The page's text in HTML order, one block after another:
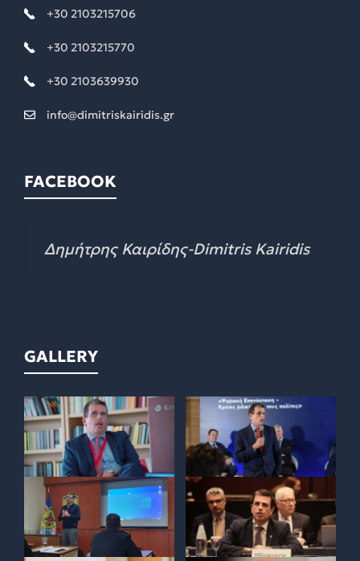
+30 2103215706
+30 2103215770
+30 2103639930
info@dimitriskairidis.gr
FACEBOOK
Δημήτρης Καιρίδης-Dimitris Kairidis
GALLERY